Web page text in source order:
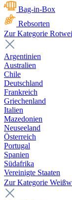
Bag-in-Box
Rebsorten
Zur Kategorie
Argentinien
Australien
Chile
Deutschland
Frankreich
Griechenland
Italien
Mazedonien
Neuseeland
Österreich
Portugal
Spanien
Südafrika
Vereinigte Staaten
Zur Kategorie